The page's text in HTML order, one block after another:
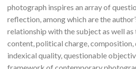
photograph inspires an array of
reflection, among which are the
relationship with the subject as well as
content, political charge, composition,
indexical quality, questionable
framework of contemporary